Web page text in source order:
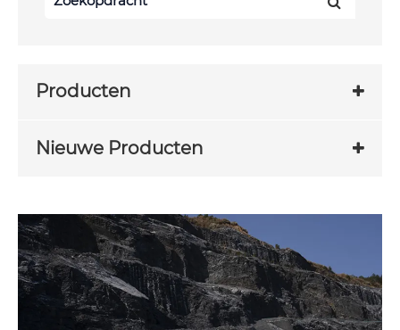
Producten
Nieuwe Producten